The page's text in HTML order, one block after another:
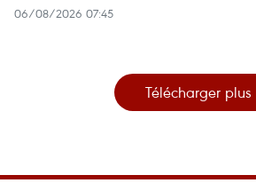
06/08/2026 07:45
Télécharger plus